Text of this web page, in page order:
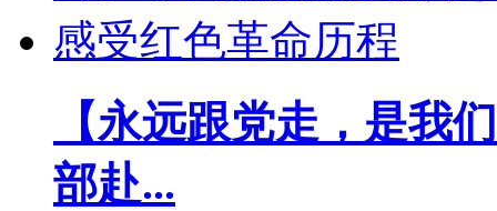
【永远跟党走，是我
部赴...